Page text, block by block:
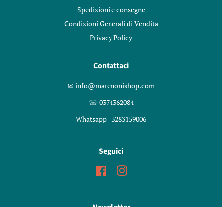
Spedizioni e consegne
Condizioni Generali di Vendita
Privacy Policy
Contattaci
✉︎ info@marenonishop.com
☏ 0374362084
Whatsapp - 3283159006
Seguici
FacebookInstagram